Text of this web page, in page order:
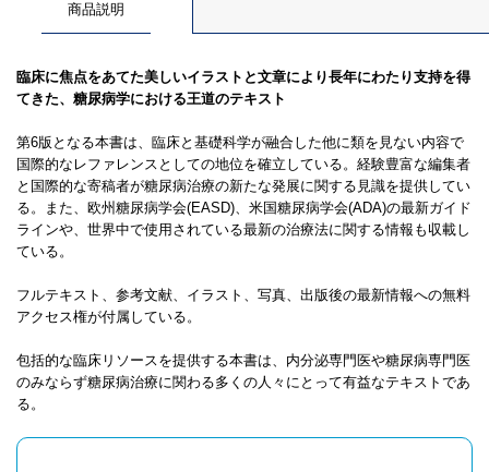
商品説明
臨床に焦点をあてた美しいイラストと文章により長年にわたり支持を得
てきた、糖尿病学における王道のテキスト
第6版となる本書は、臨床と基礎科学が融合した他に類を見ない内容で
国際的なレファレンスとしての地位を確立している。経験豊富な編集者
と国際的な寄稿者が糖尿病治療の新たな発展に関する見識を提供してい
る。また、欧州糖尿病学会(EASD)、米国糖尿病学会(ADA)の最新ガイド
ラインや、世界中で使用されている最新の治療法に関する情報も収載し
ている。
フルテキスト、参考文献、イラスト、写真、出版後の最新情報への無料
アクセス権が付属している。
包括的な臨床リソースを提供する本書は、内分泌専門医や糖尿病専門医
のみならず糖尿病治療に関わる多くの人々にとって有益なテキストであ
る。